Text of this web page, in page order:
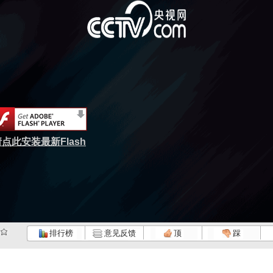
点此安装最新Flash
排行榜 意见反馈 顶 踩